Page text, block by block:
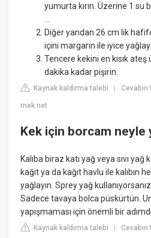
yumurta kırın. Üzerine 1 su
Diğer yandan 26 cm lik
içini margarin ile iyice
Tencere kekini en kısık
dakika kadar pişirin.
Kaynak kaldırma talebi |
mek.net
Kek için borcam neyle
Kalıba biraz katı yağ veya sıvı yağ
kağıt ya da kağıt havlu ile kalıbın
yağlayın. Sprey yağ
Sadece tavaya bolca püskürtün.
yapışmaması için önemli bir
Kaynak kaldırma talebi |Cevabın